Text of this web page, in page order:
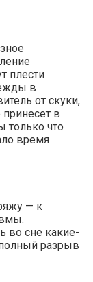
плести
в
от скуки,
в
только что
время
— к
во сне какие-
разрыв